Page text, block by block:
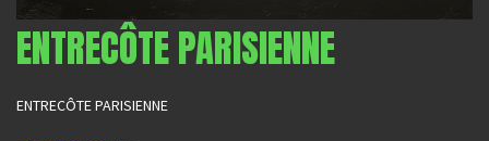
ENTRECÔTE PARISIENNE
ENTRECÔTE PARISIENNE